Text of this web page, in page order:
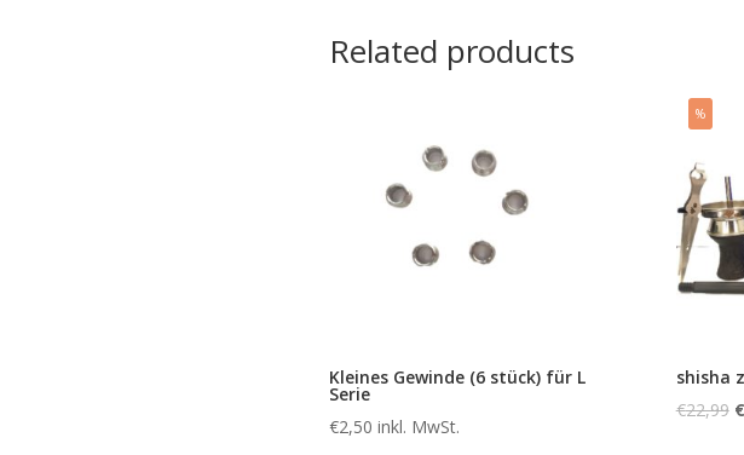
Related products
Kleines Gewinde (6 stück) für L
Serie
€2,50 inkl. MwSt.
%
shisha
€22,99 €